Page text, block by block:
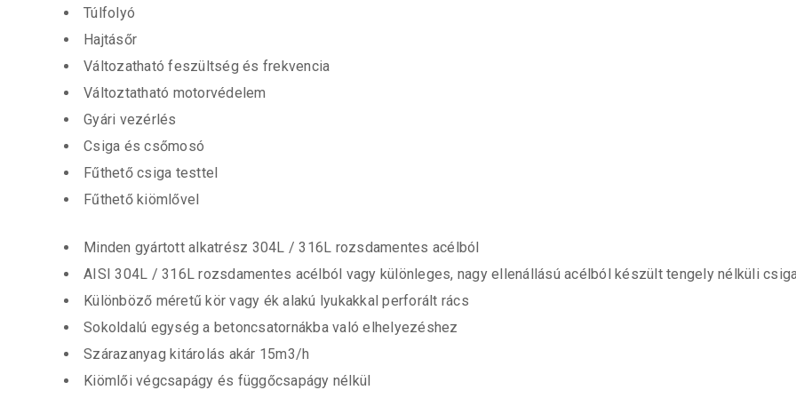
Túlfolyó
Hajtásőr
Változatható feszültség és frekvencia
Változtatható motorvédelem
Gyári vezérlés
Csiga és csőmosó
Fűthető csiga testtel
Fűthető kiömlővel
Minden gyártott alkatrész 304L / 316L rozsdamentes acélból
AISI 304L / 316L rozsdamentes acélból vagy különleges, nagy ellenállású acélból készült tengely nélküli
Különböző méretű kör vagy ék alakú lyukakkal perforált rács
Sokoldalú egység a betoncsatornákba való elhelyezéshez
Szárazanyag kitárolás akár 15m3/h
Kiömlői végcsapágy és függőcsapágy nélkül